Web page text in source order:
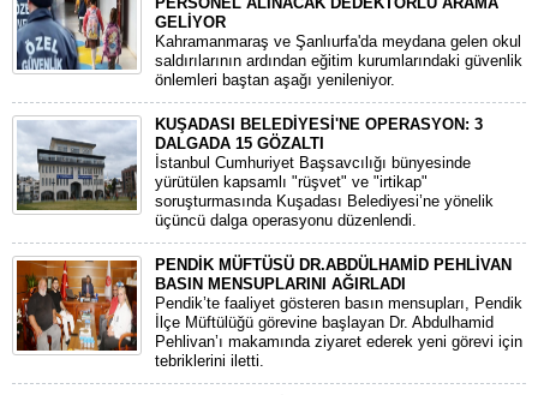
GELİYOR
​Kahramanmaraş ve Şanlıurfa'da meydana gelen okul
saldırılarının ardından eğitim kurumlarındaki güvenlik
önlemleri baştan aşağı yenileniyor.
KUŞADASI BELEDİYESİ'NE OPERASYON: 3
DALGADA 15 GÖZALTI
​İstanbul Cumhuriyet Başsavcılığı bünyesinde
yürütülen kapsamlı "rüşvet" ve "irtikap"
soruşturmasında Kuşadası Belediyesi’ne yönelik
üçüncü dalga operasyonu düzenlendi.
PENDİK MÜFTÜSÜ DR.ABDÜLHAMİD PEHLİVAN
BASIN MENSUPLARINI AĞIRLADI
​Pendik’te faaliyet gösteren basın mensupları, Pendik
İlçe Müftülüğü görevine başlayan Dr. Abdulhamid
Pehlivan’ı makamında ziyaret ederek yeni görevi için
tebriklerini iletti.